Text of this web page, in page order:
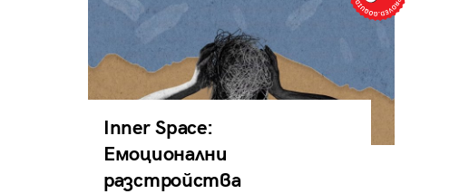
Inner Space:
Емоционални
разстройства